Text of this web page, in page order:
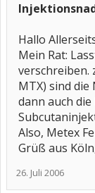
Hallo
Mein Rat:
verschreiben.
MTX) sind die
dann auch
Also, Metex
Grüß aus
26. Juli 2006